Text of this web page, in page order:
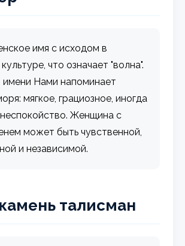
имя с исходом в
что означает "волна".
имени Нами напоминает
мягкое, грациозное, иногда
Женщина с
может быть чувственной,
и независимой.
талисман